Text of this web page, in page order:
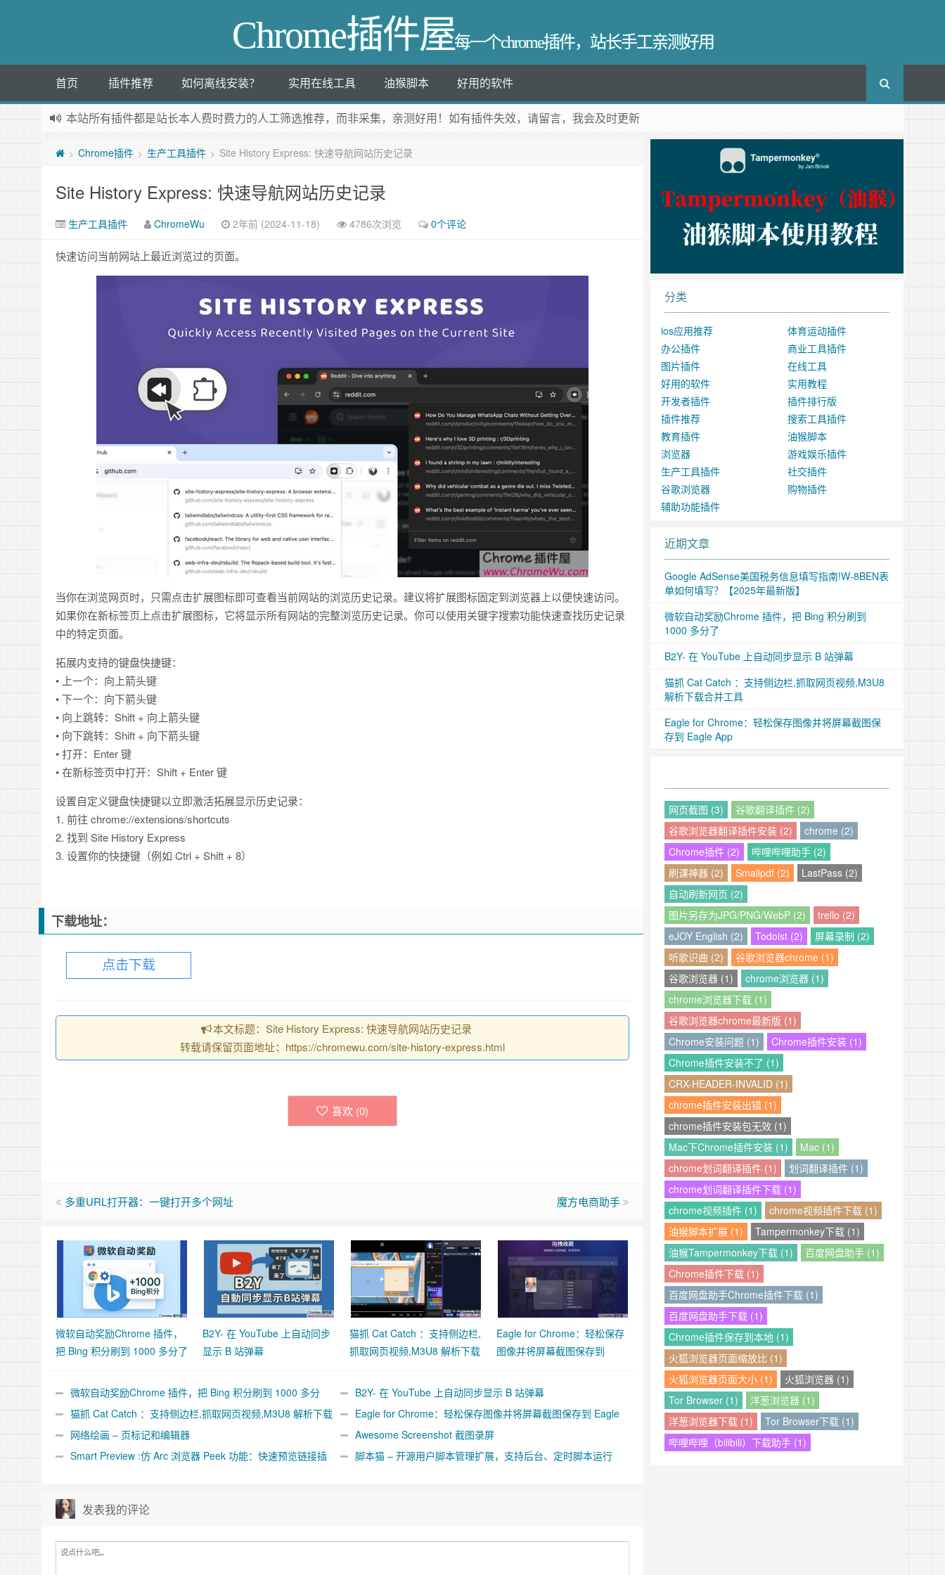
Chrome插件屋每一个chrome插件，站长手工亲测好用
首页 插件推荐 如何离线安装？ 实用在线工具 油猴脚本 好用的软件
本站所有插件都是站长本人费时费力的人工筛选推荐，而非采集，亲测好用！如有插件失效，请留言，我会及时更新
> Chrome插件 > 生产工具插件 > Site History Express: 快速导航网站历史记录
Site History Express: 快速导航网站历史记录
生产工具插件 ChromeWu 2年前 (2024-11-18) 4786次浏览 0个评论
快速访问当前网站上最近浏览过的页面。
当你在浏览网页时，只需点击扩展图标即可查看当前网站的浏览历史记录。建议将扩展图标固定到浏览器上以便快速访问。
如果你在新标签页上点击扩展图标，它将显示所有网站的完整浏览历史记录。你可以使用关键字搜索功能快速查找历史记录
中的特定页面。
拓展内支持的键盘快捷键：
• 上一个：向上箭头键
• 下一个：向下箭头键
• 向上跳转：Shift + 向上箭头键
• 向下跳转：Shift + 向下箭头键
• 打开：Enter 键
• 在新标签页中打开：Shift + Enter 键
设置自定义键盘快捷键以立即激活拓展显示历史记录：
1. 前往 chrome://extensions/shortcuts
2. 找到 Site History Express
3. 设置你的快捷键（例如 Ctrl + Shift + 8）
下载地址：
点击下载
本文标题：Site History Express: 快速导航网站历史记录
转载请保留页面地址：https://chromewu.com/site-history-express.html
喜欢 (0)
多重URL打开器：一键打开多个网址 魔方电商助手
微软自动奖励Chrome 插件，
把 Bing 积分刷到 1000 多分了
B2Y- 在 YouTube 上自动同步
显示 B 站弹幕
猫抓 Cat Catch ：支持侧边栏,
抓取网页视频,M3U8 解析下载
Eagle for Chrome：轻松保存
图像并将屏幕截图保存到
微软自动奖励Chrome 插件，把 Bing 积分刷到 1000 多分
了
B2Y- 在 YouTube 上自动同步显示 B 站弹幕
猫抓 Cat Catch ：支持侧边栏,抓取网页视频,M3U8 解析下载
合并工具
Eagle for Chrome：轻松保存图像并将屏幕截图保存到 Eagle
App
网络绘画 – 页标记和编辑器
Awesome Screenshot 截图录屏
Smart Preview :仿 Arc 浏览器 Peek 功能：快速预览链接插
脚本猫 – 开源用户脚本管理扩展，支持后台、定时脚本运行
发表我的评论
分类
ios应用推荐
体育运动插件
办公插件
商业工具插件
图片插件
在线工具
好用的软件
实用教程
开发者插件
插件排行版
插件推荐
搜索工具插件
教育插件
油猴脚本
浏览器
游戏娱乐插件
生产工具插件
社交插件
谷歌浏览器
购物插件
辅助功能插件
近期文章
Google AdSense美国税务信息填写指南!W-8BEN表
单如何填写？【2025年最新版】
微软自动奖励Chrome 插件，把 Bing 积分刷到
1000 多分了
B2Y- 在 YouTube 上自动同步显示 B 站弹幕
猫抓 Cat Catch ：支持侧边栏,抓取网页视频,M3U8
解析下载合并工具
Eagle for Chrome：轻松保存图像并将屏幕截图保
存到 Eagle App
网页截图 (3)
谷歌翻译插件 (2)
谷歌浏览器翻译插件安装 (2)
chrome (2)
Chrome插件 (2)
哔哩哔哩助手 (2)
刷课神器 (2)
Smallpdf (2)
LastPass (2)
自动刷新网页 (2)
图片另存为JPG/PNG/WebP (2)
trello (2)
eJOY English (2)
Todoist (2)
屏幕录制 (2)
听歌识曲 (2)
谷歌浏览器chrome (1)
谷歌浏览器 (1)
chrome浏览器 (1)
chrome浏览器下载 (1)
谷歌浏览器chrome最新版 (1)
Chrome安装问题 (1)
Chrome插件安装 (1)
Chrome插件安装不了 (1)
CRX-HEADER-INVALID (1)
chrome插件安装出错 (1)
chrome插件安装包无效 (1)
Mac下Chrome插件安装 (1)
Mac (1)
chrome划词翻译插件 (1)
划词翻译插件 (1)
chrome划词翻译插件下载 (1)
chrome视频插件 (1)
chrome视频插件下载 (1)
油猴脚本扩展 (1)
Tampermonkey下载 (1)
油猴Tampermonkey下载 (1)
百度网盘助手 (1)
Chrome插件下载 (1)
百度网盘助手Chrome插件下载 (1)
百度网盘助手下载 (1)
Chrome插件保存到本地 (1)
火狐浏览器页面缩放比 (1)
火狐浏览器页面大小 (1)
火狐浏览器 (1)
Tor Browser (1)
洋葱浏览器 (1)
洋葱浏览器下载 (1)
Tor Browser下载 (1)
哔哩哔哩（bilibili）下载助手 (1)